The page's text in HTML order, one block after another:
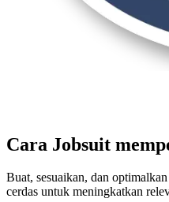
Cara Jobsuit
Buat, sesuaikan, dan
cerdas untuk meningkatkan